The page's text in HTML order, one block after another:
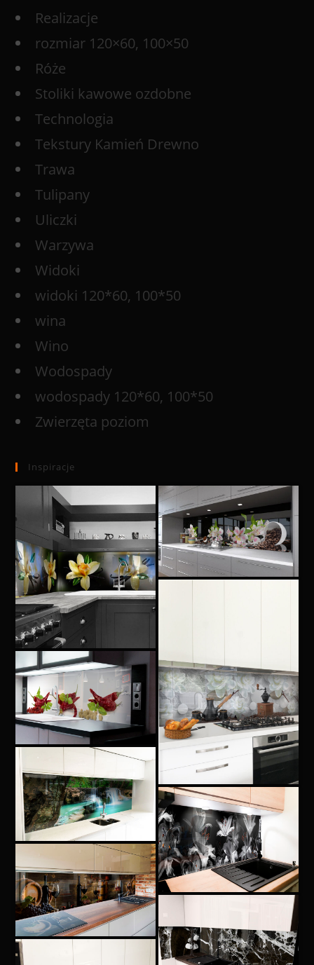
Realizacje
rozmiar 120×60, 100×50
Róże
Stoliki kawowe ozdobne
Technologia
Tekstury Kamień Drewno
Trawa
Tulipany
Uliczki
Warzywa
Widoki
widoki 120*60, 100*50
wina
Wino
Wodospady
wodospady 120*60, 100*50
Zwierzęta poziom
Inspiracje